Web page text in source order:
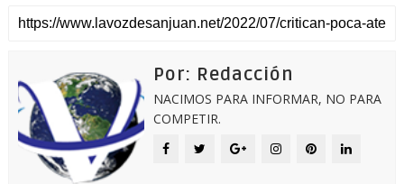
Por: Redacción
NACIMOS PARA INFORMAR, NO PARA
COMPETIR.